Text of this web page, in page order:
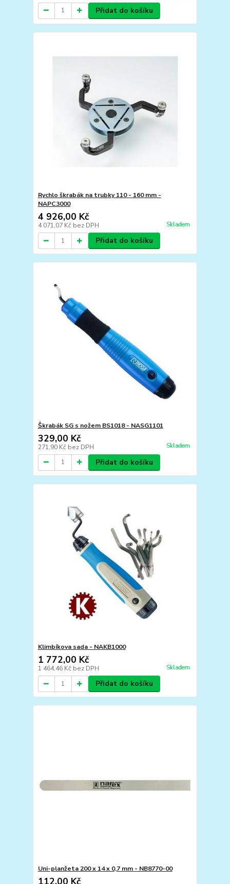
Přidat do košíku
Rychlo škrabák na trubky 110 - 160 mm -
NAPC3000
4 926,00 Kč
4 071,07 Kč bez DPH Skladem
Přidat do košíku
Škrabák SG s nožem BS1018 - NASG1101
329,00 Kč
271,90 Kč bez DPH Skladem
Přidat do košíku
Klimbíkova sada - NAKB1000
1 772,00 Kč
1 464,46 Kč bez DPH Skladem
Přidat do košíku
Uni-planžeta 200 x 14 x 0,7 mm - NB8770-00
112,00 Kč